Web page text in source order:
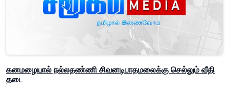
கனமழையால் நல்லதண்ணி சிவனடிபாதமலைக்கு செல்லும் வீதி
தடை